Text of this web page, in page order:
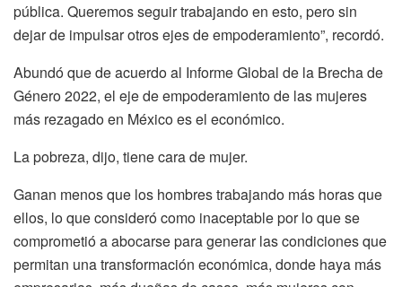
pública. Queremos seguir trabajando en esto, pero sin
dejar de impulsar otros ejes de empoderamiento”, recordó.
Abundó que de acuerdo al Informe Global de la Brecha de
Género 2022, el eje de empoderamiento de las mujeres
más rezagado en México es el económico.
La pobreza, dijo, tiene cara de mujer.
Ganan menos que los hombres trabajando más horas que
ellos, lo que consideró como inaceptable por lo que se
comprometió a abocarse para generar las condiciones que
permitan una transformación económica, donde haya más